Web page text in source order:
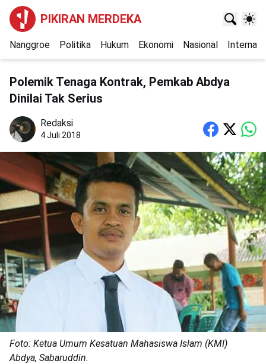
PIKIRAN MERDEKA
Nanggroe Politika Hukum Ekonomi Nasional
Polemik Tenaga Kontrak, Pemkab Abdya
Dinilai Tak Serius
Redaksi
4 Juli 2018
Foto: Ketua Umum Kesatuan Mahasiswa Islam (KMI)
Abdya, Sabaruddin.